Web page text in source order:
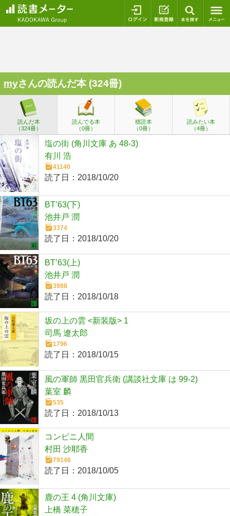
ログイン 新規登録
myさんの読んだ本 (324冊)
読んだ本
（324冊）
読んでる本
（0冊）
積読本
（0冊）
読みたい本
（4冊）
塩の街 (角川文庫 あ 48-3)
有川 浩
41140
読了日： 2018/10/20
BT’63(下)
池井戸 潤
3374
読了日： 2018/10/20
BT’63(上)
池井戸 潤
3988
読了日： 2018/10/18
坂の上の雲 <新装版> 1
司馬 遼太郎
1796
読了日： 2018/10/15
風の軍師 黒田官兵衛 (講談社文庫 は 99-2)
葉室 麟
535
読了日： 2018/10/13
コンビニ人間
村田 沙耶香
79146
読了日： 2018/10/05
鹿の王 4 (角川文庫)
上橋 菜穂子